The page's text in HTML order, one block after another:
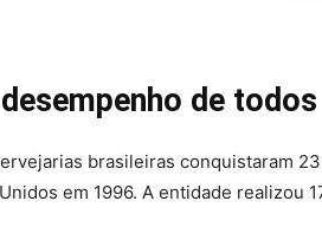
de
brasileiras conquistaram
em 1996. A entidade realizou